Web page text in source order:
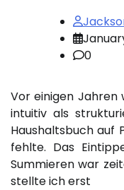
0
Vor einigen Jahren
intuitiv als
Haushaltsbuch auf
fehlte. Das
Summieren war
stellte ich erst